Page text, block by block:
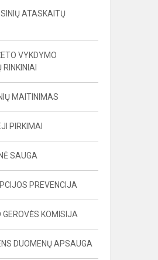
ATASKAITŲ
VYKDYMO
MAITINIMAS
PIRKIMAI
SAUGA
PREVENCIJA
GEROVĖS KOMISIJA
DUOMENŲ APSAUGA